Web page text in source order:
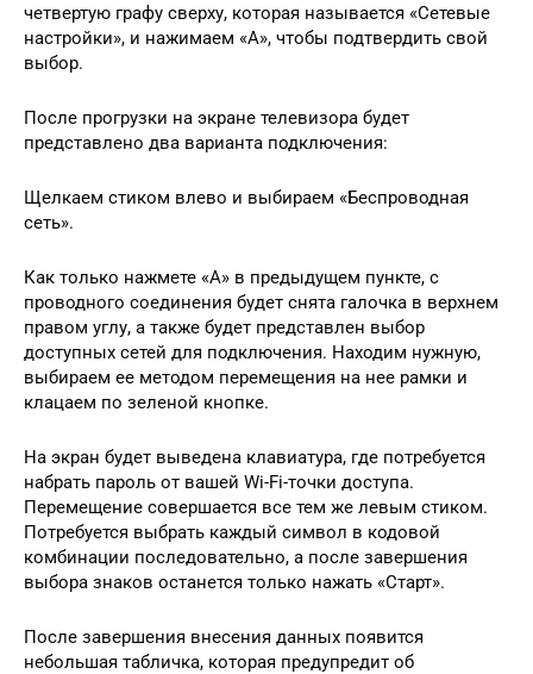
четвертую графу сверху, которая называется «Сетевые
настройки», и нажимаем «А», чтобы подтвердить свой
выбор.
После прогрузки на экране телевизора будет
представлено два варианта подключения:
Щелкаем стиком влево и выбираем «Беспроводная
сеть».
Как только нажмете «А» в предыдущем пункте, с
проводного соединения будет снята галочка в верхнем
правом углу, а также будет представлен выбор
доступных сетей для подключения. Находим нужную,
выбираем ее методом перемещения на нее рамки и
клацаем по зеленой кнопке.
На экран будет выведена клавиатура, где потребуется
набрать пароль от вашей Wi-Fi-точки доступа.
Перемещение совершается все тем же левым стиком.
Потребуется выбрать каждый символ в кодовой
комбинации последовательно, а после завершения
выбора знаков останется только нажать «Старт».
После завершения внесения данных появится
небольшая табличка, которая предупредит об